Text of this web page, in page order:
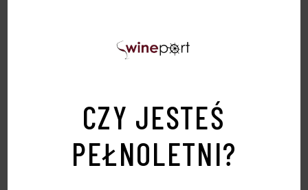
CZY JESTEŚ
PEŁNOLETNI?
PODOBNE PRODUKTY